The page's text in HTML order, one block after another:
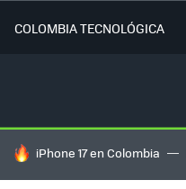
COLOMBIA TECNOLÓGICA
HOY SE HABLA DE
iPhone 17 en Colombia